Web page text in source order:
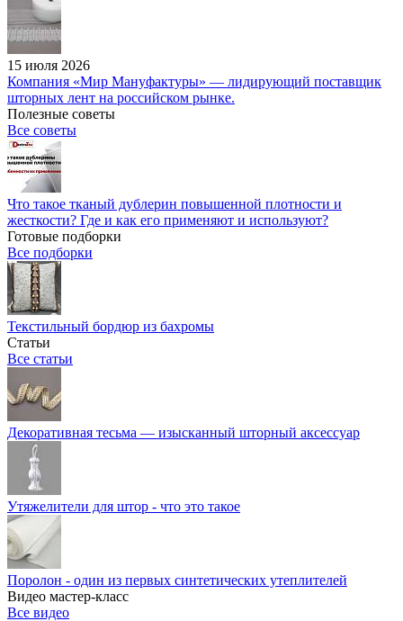
15 июля 2026
Компания «Мир Мануфактуры» — лидирующий поставщик
шторных лент на российском рынке.
Полезные советы
Все советы
Что такое тканый дублерин повышенной плотности и
жесткости? Где и как его применяют и используют?
Готовые подборки
Все подборки
Текстильный бордюр из бахромы
Статьи
Все статьи
Декоративная тесьма — изысканный шторный аксессуар
Утяжелители для штор - что это такое
Поролон - один из первых синтетических утеплителей
Видео мастер-класс
Все видео